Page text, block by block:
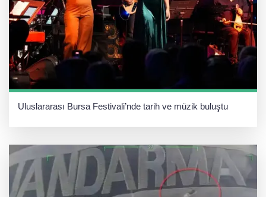
Uluslararası Bursa Festivali’nde tarih ve müzik buluştu